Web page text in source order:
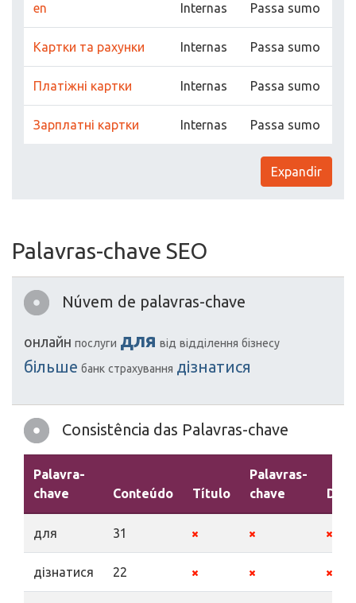
en Internas Passa sumo
Картки та рахунки Internas Passa sumo
Платіжні картки Internas Passa sumo
Зарплатні картки Internas Passa sumo
Expandir
Palavras-chave SEO
Núvem de palavras-chave
онлайн послуги для від відділення бізнесу
більше банк страхування дізнатися
Consistência das Palavras-chave
Palavra-
chave
Conteúdo Título
Palavras-
chave
для 31
дізнатися 22